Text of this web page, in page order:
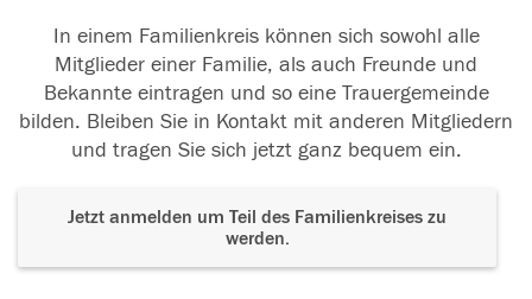
In einem Familienkreis können sich sowohl alle
Mitglieder einer Familie, als auch Freunde und
Bekannte eintragen und so eine Trauergemeinde
bilden. Bleiben Sie in Kontakt mit anderen Mitgliedern
und tragen Sie sich jetzt ganz bequem ein.
Jetzt anmelden um Teil des Familienkreises zu
werden.